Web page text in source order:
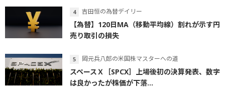
吉田恒の為替デイリー
【為替】120日MA（移動平均線）割れが示す円
売り取引の損失
岡元兵八郎の米国株マスターへの道
スペースＸ［SPCX］上場後初の決算発表、数字
は良かったが株価が下落...